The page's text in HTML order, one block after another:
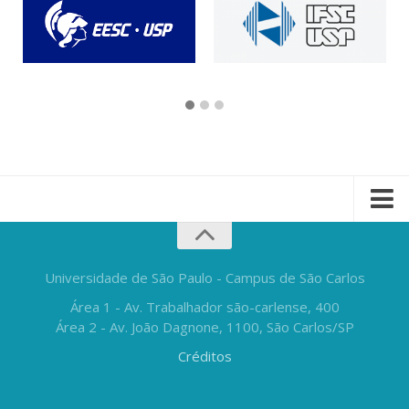
Universidade de São Paulo - Campus de São Carlos
Área 1 - Av. Trabalhador são-carlense, 400
Área 2 - Av. João Dagnone, 1100, São Carlos/SP
Créditos